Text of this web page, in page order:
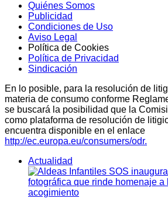
Quiénes Somos
Publicidad
Condiciones de Uso
Aviso Legal
Política de Cookies
Política de Privacidad
Sindicación
En lo posible, para la resolución de
materia de consumo conforme
se buscará la posibilidad que la
como plataforma de resolución de
encuentra disponible en el enlace
http://ec.europa.eu/consumers/odr.
Actualidad